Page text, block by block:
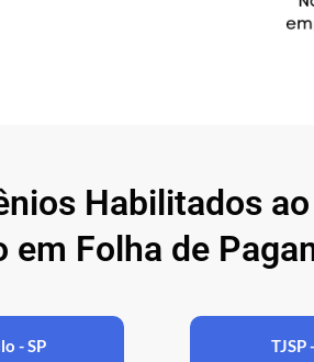
Habilitados
em Folha de
- SP